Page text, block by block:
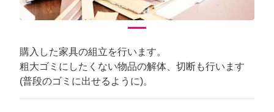
購入した家具の組立を行います。
粗大ゴミにしたくない物品の解体、切断も行います
(普段のゴミに出せるように)。